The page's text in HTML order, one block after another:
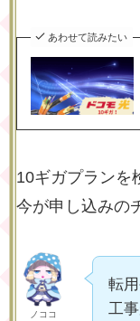
あわせて読みたい
10ギガプランを
今が申し込みの
ノココ
転
工